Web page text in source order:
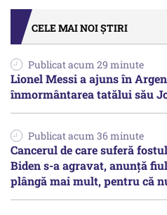
CELE MAI NOI ȘTIRI
Publicat acum 29 minute
Lionel Messi a ajuns în
înmormântarea tatălui său
Publicat acum 36 minute
Cancerul de care suferă
Biden s-a agravat, anunță
plângă mai mult, pentru că